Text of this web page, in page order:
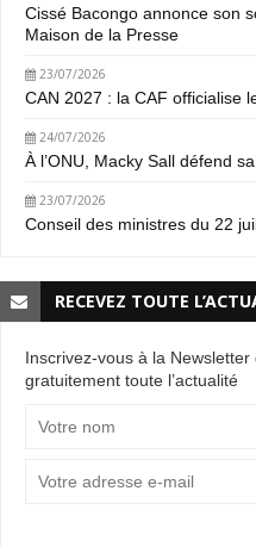
Cissé Bacongo annonce son
Maison de la Presse
23/07/2026
CAN 2027 : la CAF officialise
24/07/2026
À l’ONU, Macky Sall défend
23/07/2026
Conseil des ministres du 22
RECEVEZ TOUTE
Inscrivez-vous à la
gratuitement toute l’actualité